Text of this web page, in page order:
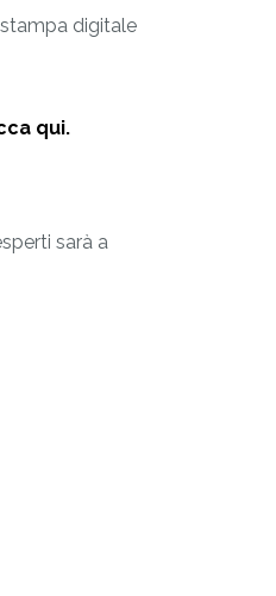
digitale
qui.
sarà a